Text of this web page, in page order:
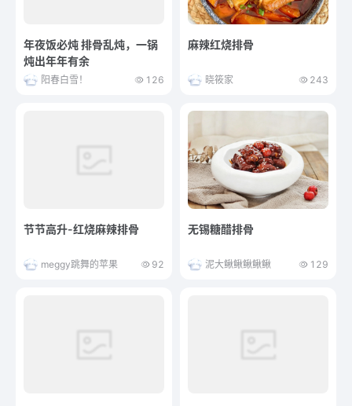
年夜饭必炖 排骨乱炖，一锅
炖出年年有余
阳春白雪！ 126
麻辣红烧排骨
晓筱家 243
节节高升-红烧麻辣排骨
meggy跳舞的苹果 92
无锡糖醋排骨
泥大鳅鳅鳅鳅鳅 129